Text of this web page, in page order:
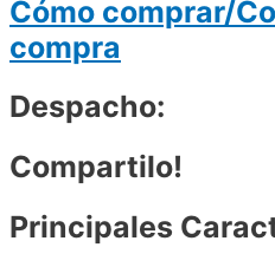
Cómo comprar/
compra
Despacho:
Compartilo!
Principales